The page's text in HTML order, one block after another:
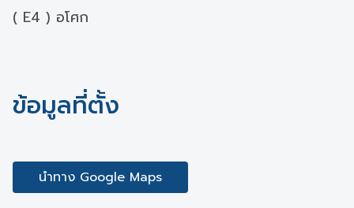
( E4 ) อโศก
ข้อมูลที่ตั้ง
นำทาง Google Maps